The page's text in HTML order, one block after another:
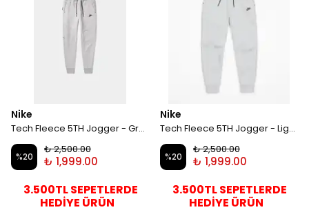
Nike
Tech Fleece 5TH Jogger - Grey
%20
₺ 2,500.00
₺ 1,999.00
3.500TL SEPETLERDE
HEDİYE ÜRÜN
Nike
Tech Fleece 5TH Jogger - Light Grey
%20
₺ 2,500.00
₺ 1,999.00
3.500TL SEPETLERDE
HEDİYE ÜRÜN